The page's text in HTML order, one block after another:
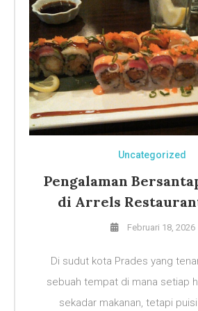
Uncategorized
Pengalaman
di Arrels
Februari 18, 2026
Di sudut kota Prades yang
sebuah tempat di mana setiap
sekadar makanan, tetapi